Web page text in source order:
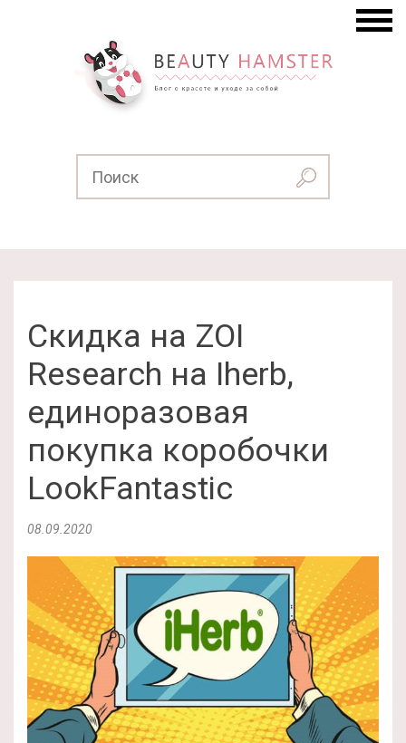
Скидка на ZOI
Research на Iherb,
единоразовая
покупка коробочки
LookFantastic
08.09.2020